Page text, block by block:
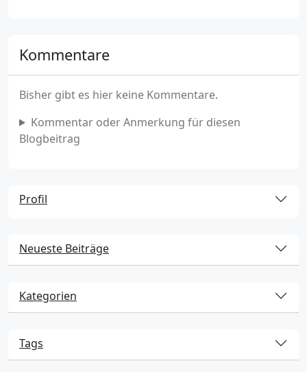
Kommentare
Bisher gibt es hier keine Kommentare.
Kommentar oder Anmerkung für diesen
Blogbeitrag
Profil
Neueste Beiträge
Kategorien
Tags